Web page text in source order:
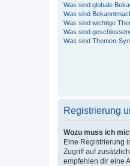
Was sind globale
Was sind
Was sind wichtige
Was sind
Was sind Themen-
Registrierung
Wozu muss ich
Eine Registrierung
Zugriff auf
empfehlen dir eine